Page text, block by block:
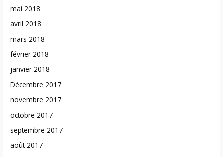
mai 2018
avril 2018
mars 2018
février 2018
janvier 2018
Décembre 2017
novembre 2017
octobre 2017
septembre 2017
août 2017